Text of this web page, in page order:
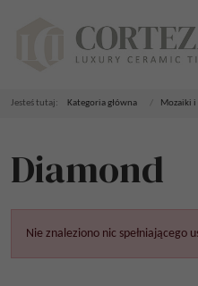
Jesteś tutaj: Kategoria główna Mozaiki
Diamond
Nie znaleziono nic